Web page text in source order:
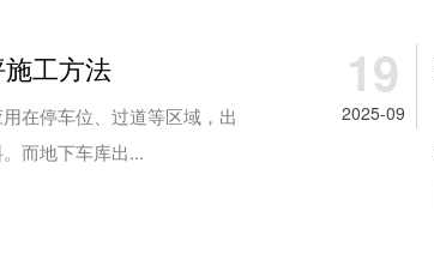
工方法
在停车位、过道等区域，出
而地下车库出...
19
2025-09